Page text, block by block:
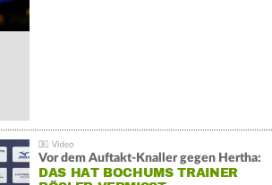
Vor dem Auftakt-Knaller gegen Hertha:
DAS HAT BOCHUMS TRAINER